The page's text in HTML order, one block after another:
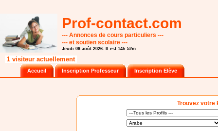
Prof-contact.com
--- Annonces de cours particuliers ---
--- et soutien scolaire ---
Jeudi 06 août 2026. Il est 14h 52m
1 visiteur actuellement
Accueil Inscription Professeur Inscription Elève
Trouvez votre